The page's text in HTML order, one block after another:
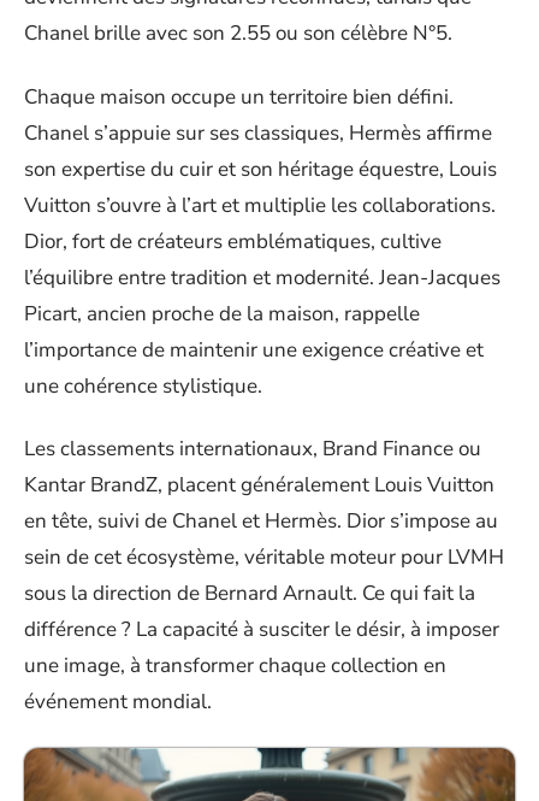
Chanel brille avec son 2.55 ou son célèbre N°5.
Chaque maison occupe un territoire bien défini.
Chanel s’appuie sur ses classiques, Hermès affirme
son expertise du cuir et son héritage équestre, Louis
Vuitton s’ouvre à l’art et multiplie les collaborations.
Dior, fort de créateurs emblématiques, cultive
l’équilibre entre tradition et modernité. Jean-Jacques
Picart, ancien proche de la maison, rappelle
l’importance de maintenir une exigence créative et
une cohérence stylistique.
Les classements internationaux, Brand Finance ou
Kantar BrandZ, placent généralement Louis Vuitton
en tête, suivi de Chanel et Hermès. Dior s’impose au
sein de cet écosystème, véritable moteur pour LVMH
sous la direction de Bernard Arnault. Ce qui fait la
différence ? La capacité à susciter le désir, à imposer
une image, à transformer chaque collection en
événement mondial.